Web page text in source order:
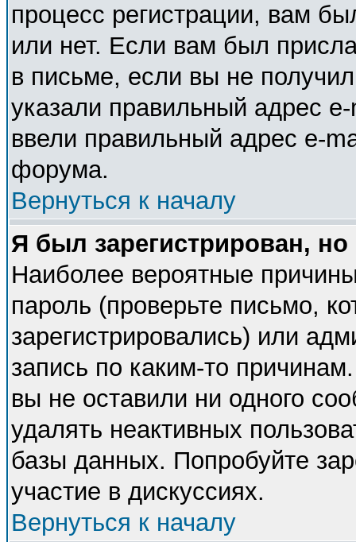
процесс регистрации, вам
или нет. Если вам был
в письме, если вы не
указали правильный адрес
ввели правильный адрес e-
форума.
Вернуться к началу
Я был зарегистрирован,
Наиболее вероятные
пароль (проверьте письмо,
зарегистрировались) или
запись по каким-то
вы не оставили ни одного
удалять неактивных
базы данных. Попробуйте
участие в дискуссиях.
Вернуться к началу